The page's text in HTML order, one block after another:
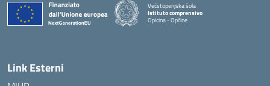
Večstopenjska šola
Istituto comprensivo
Opicina - Opčine
Link Esterni